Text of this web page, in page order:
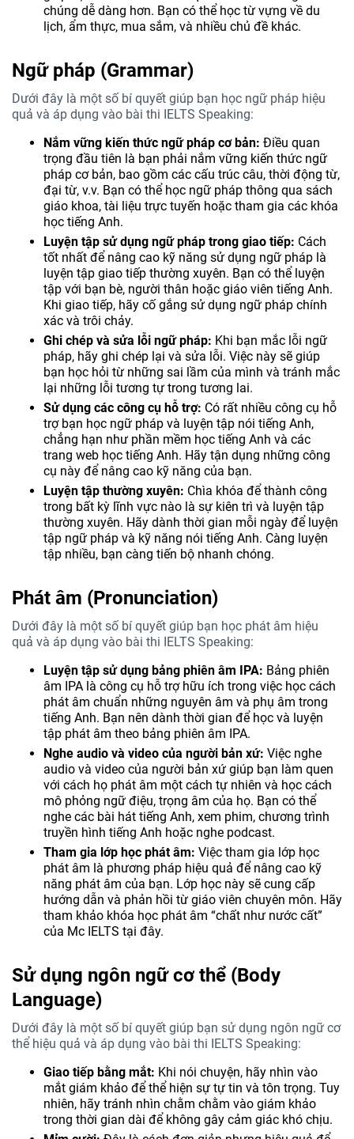
chúng dễ dàng hơn. Bạn có thể học từ vựng về du
lịch, ẩm thực, mua sắm, và nhiều chủ đề khác.
Ngữ pháp (Grammar)
Dưới đây là một số bí quyết giúp bạn học ngữ pháp hiệu
quả và áp dụng vào bài thi IELTS Speaking:
Nắm vững kiến thức ngữ pháp cơ bản: Điều quan
trọng đầu tiên là bạn phải nắm vững kiến thức ngữ
pháp cơ bản, bao gồm các cấu trúc câu, thời động từ,
đại từ, v.v. Bạn có thể học ngữ pháp thông qua sách
giáo khoa, tài liệu trực tuyến hoặc tham gia các khóa
học tiếng Anh.
Luyện tập sử dụng ngữ pháp trong giao tiếp: Cách
tốt nhất để nâng cao kỹ năng sử dụng ngữ pháp là
luyện tập giao tiếp thường xuyên. Bạn có thể luyện
tập với bạn bè, người thân hoặc giáo viên tiếng Anh.
Khi giao tiếp, hãy cố gắng sử dụng ngữ pháp chính
xác và trôi chảy.
Ghi chép và sửa lỗi ngữ pháp: Khi bạn mắc lỗi ngữ
pháp, hãy ghi chép lại và sửa lỗi. Việc này sẽ giúp
bạn học hỏi từ những sai lầm của mình và tránh mắc
lại những lỗi tương tự trong tương lai.
Sử dụng các công cụ hỗ trợ: Có rất nhiều công cụ hỗ
trợ bạn học ngữ pháp và luyện tập nói tiếng Anh,
chẳng hạn như phần mềm học tiếng Anh và các
trang web học tiếng Anh. Hãy tận dụng những công
cụ này để nâng cao kỹ năng của bạn.
Luyện tập thường xuyên: Chìa khóa để thành công
trong bất kỳ lĩnh vực nào là sự kiên trì và luyện tập
thường xuyên. Hãy dành thời gian mỗi ngày để luyện
tập ngữ pháp và kỹ năng nói tiếng Anh. Càng luyện
tập nhiều, bạn càng tiến bộ nhanh chóng.
Phát âm (Pronunciation)
Dưới đây là một số bí quyết giúp bạn học phát âm hiệu
quả và áp dụng vào bài thi IELTS Speaking:
Luyện tập sử dụng bảng phiên âm IPA: Bảng phiên
âm IPA là công cụ hỗ trợ hữu ích trong việc học cách
phát âm chuẩn những nguyên âm và phụ âm trong
tiếng Anh. Bạn nên dành thời gian để học và luyện
tập phát âm theo bảng phiên âm IPA.
Nghe audio và video của người bản xứ: Việc nghe
audio và video của người bản xứ giúp bạn làm quen
với cách họ phát âm một cách tự nhiên và học cách
mô phỏng ngữ điệu, trọng âm của họ. Bạn có thể
nghe các bài hát tiếng Anh, xem phim, chương trình
truyền hình tiếng Anh hoặc nghe podcast.
Tham gia lớp học phát âm: Việc tham gia lớp học
phát âm là phương pháp hiệu quả để nâng cao kỹ
năng phát âm của bạn. Lớp học này sẽ cung cấp
hướng dẫn và phản hồi từ giáo viên chuyên môn. Hãy
tham khảo khóa học phát âm “chất như nước cất”
của Mc IELTS tại đây.
Sử dụng ngôn ngữ cơ thể (Body
Language)
Dưới đây là một số bí quyết giúp bạn sử dụng ngôn ngữ cơ
thể hiệu quả và áp dụng vào bài thi IELTS Speaking:
Giao tiếp bằng mắt: Khi nói chuyện, hãy nhìn vào
mắt giám khảo để thể hiện sự tự tin và tôn trọng. Tuy
nhiên, hãy tránh nhìn chằm chằm vào giám khảo
trong thời gian dài để không gây cảm giác khó chịu.